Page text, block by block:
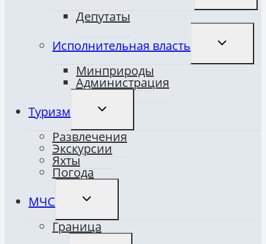
Депутаты
Исполнительная власть
Минприроды
Администрация
Туризм
ПЕРЕКЛЮЧИТЬ
ДОЧЕРНЕЕ
Развлечения
Экскурсии
Яхты
Погода
МЧС
ПЕРЕКЛЮЧИТЬ
ДОЧЕРНЕЕ
Граница